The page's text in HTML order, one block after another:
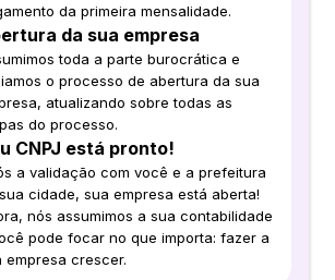
da primeira mensalidade.
da sua empresa
toda a parte burocrática e
o processo de abertura da sua
atualizando sobre todas as
do processo.
CNPJ está pronto!
a validação com você e a prefeitura
cidade, sua empresa está aberta!
nós assumimos a sua contabilidade
pode focar no que importa: fazer a
empresa crescer.